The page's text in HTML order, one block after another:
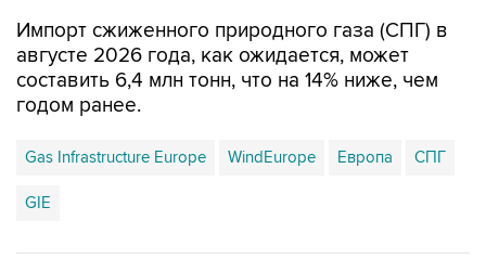
Импорт сжиженного природного газа (СПГ) в
августе 2026 года, как ожидается, может
составить 6,4 млн тонн, что на 14% ниже, чем
годом ранее.
Gas Infrastructure Europe WindEurope Европа СПГ
GIE